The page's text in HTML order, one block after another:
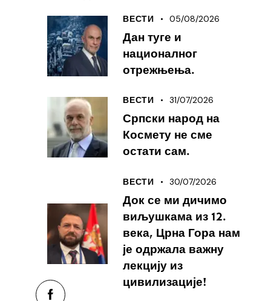
ВЕСТИ 05/08/2026
Дан туге и
националног
отрежњења.
ВЕСТИ 31/07/2026
Српски народ на
Космету не сме
остати сам.
ВЕСТИ 30/07/2026
Док се ми дичимо
виљушкама из 12.
века, Црна Гора нам
је одржала важну
лекцију из
цивилизације!